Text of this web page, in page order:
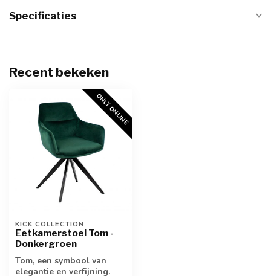
Specificaties
Recent bekeken
ONLY ONLINE
KICK COLLECTION
Eetkamerstoel Tom -
Donkergroen
Tom, een symbool van
elegantie en verfijning.